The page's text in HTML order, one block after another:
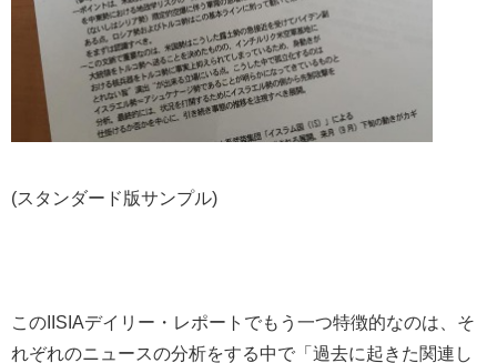
(スタンダード版サンプル)
このIISIAデイリー・レポートでもう一つ特徴的なのは、そ
れぞれのニュースの分析をする中で「過去に起きた関連し